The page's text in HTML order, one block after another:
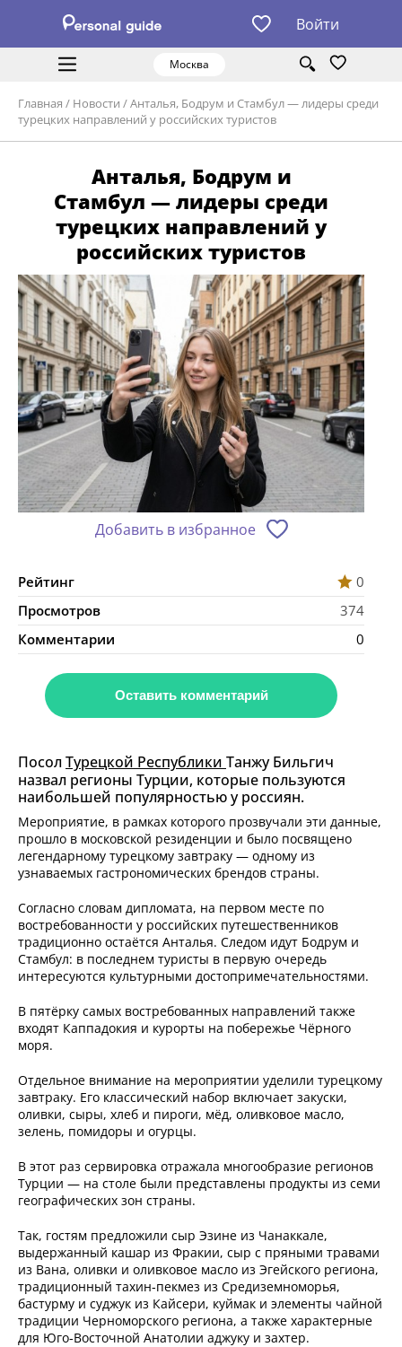
Войти
Москва
Главная / Новости /Анталья, Бодрум и Стамбул — лидеры среди
турецких направлений у российских туристов
Анталья, Бодрум и
Стамбул — лидеры среди
турецких направлений у
российских туристов
Добавить в избранное
Рейтинг
0
Просмотров
374
Комментарии
0
Оставить комментарий
ПосолТурецкой Республики Танжу Бильгич
назвал регионы Турции, которые пользуются
наибольшей популярностью у россиян.
Мероприятие, в рамках которого прозвучали эти данные,
прошло в московской резиденции и было посвящено
легендарному турецкому завтраку — одному из
узнаваемых гастрономических брендов страны.
Согласно словам дипломата, на первом месте по
востребованности у российских путешественников
традиционно остаётся Анталья. Следом идут Бодрум и
Стамбул: в последнем туристы в первую очередь
интересуются культурными достопримечательностями.
В пятёрку самых востребованных направлений также
входят Каппадокия и курорты на побережье Чёрного
моря.
Отдельное внимание на мероприятии уделили турецкому
завтраку. Его классический набор включает закуски,
оливки, сыры, хлеб и пироги, мёд, оливковое масло,
зелень, помидоры и огурцы.
В этот раз сервировка отражала многообразие регионов
Турции — на столе были представлены продукты из семи
географических зон страны.
Так, гостям предложили сыр Эзине из Чанаккале,
выдержанный кашар из Фракии, сыр с пряными травами
из Вана, оливки и оливковое масло из Эгейского региона,
традиционный тахин‑пекмез из Средиземноморья,
бастурму и суджук из Кайсери, куймак и элементы чайной
традиции Черноморского региона, а также характерные
для Юго‑Восточной Анатолии аджуку и захтер.